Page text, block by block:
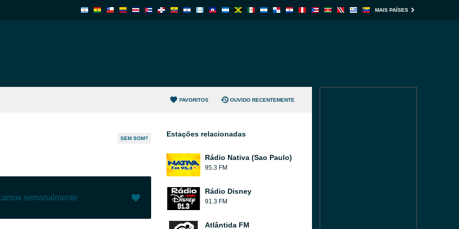
MAIS PAÍSES
FAVORITOS OUVIDO RECENTEMENTE
SEM SOM?
semanalmente
Estações relacionadas
Rádio Nativa (Sao Paulo)
95.3 FM
Rádio Disney
91.3 FM
Atlântida FM